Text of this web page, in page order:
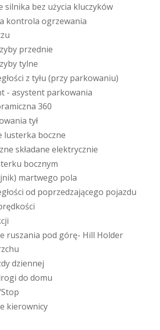
silnika bez użycia kluczyków
a kontrola ogrzewania
zu
zyby przednie
zybytylne
głości z tyłu (przy parkowaniu)
t - asystent parkowania
ramiczna 360
wania tył
lusterka boczne
zne składane elektrycznie
terku bocznym
jnik) martwego pola
głości od poprzedzającego pojazdu
rędkości
cji
e ruszania pod górę- Hill Holder
zchu
dydziennej
rogi do domu
Stop
e kierownicy